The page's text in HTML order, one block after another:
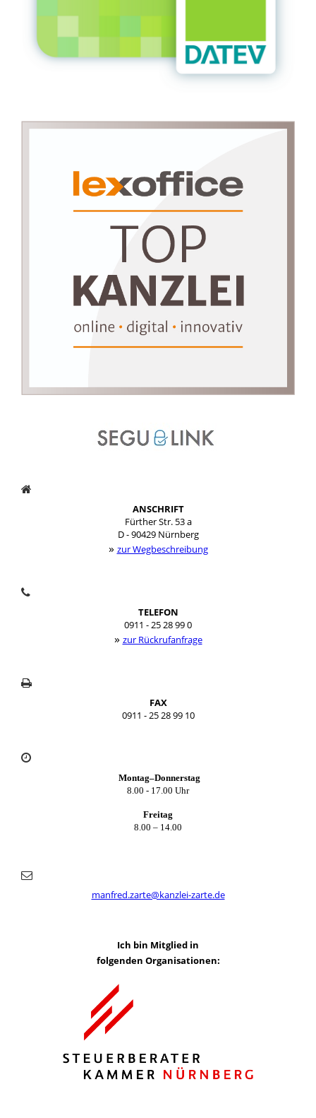
ANSCHRIFT
Fürther Str. 53 a
D - 90429 Nürnberg
» zur Wegbeschreibung
TELEFON
0911 - 25 28 99 0
» zur Rückrufanfrage
FAX
0911 - 25 28 99 10
Montag–Donnerstag
8.00 - 17.00 Uhr
Freitag
8.00 – 14.00
manfred.zarte@kanzlei-zarte.de
Ich bin Mitglied in
folgenden Organisationen: